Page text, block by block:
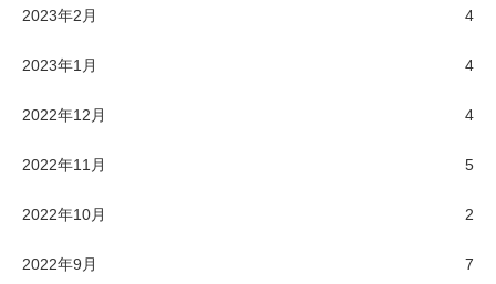
2023年2月 4
2023年1月 4
2022年12月 4
2022年11月 5
2022年10月 2
2022年9月 7